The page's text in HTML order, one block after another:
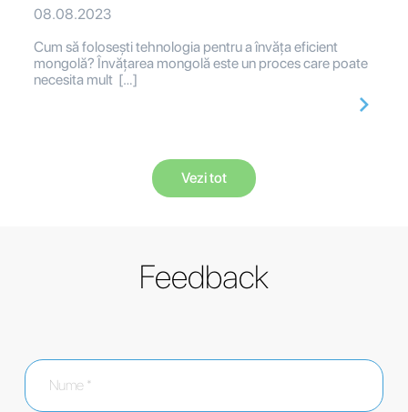
08.08.2023
Cum să folosești tehnologia pentru a învăța eficient
mongolă? Învățarea mongolă este un proces care poate
necesita mult […]
Vezi tot
Feedback